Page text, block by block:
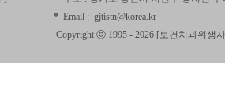
* Email : gjtistn@korea.kr
Copyright ⓒ 1995 - 2026 [보건치과위생